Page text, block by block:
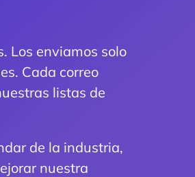
Los enviamos solo
Cada correo
listas de
de la industria,
nuestra